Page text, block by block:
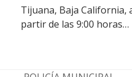
Tijuana, Baja California,
partir de las 9:00 horas…